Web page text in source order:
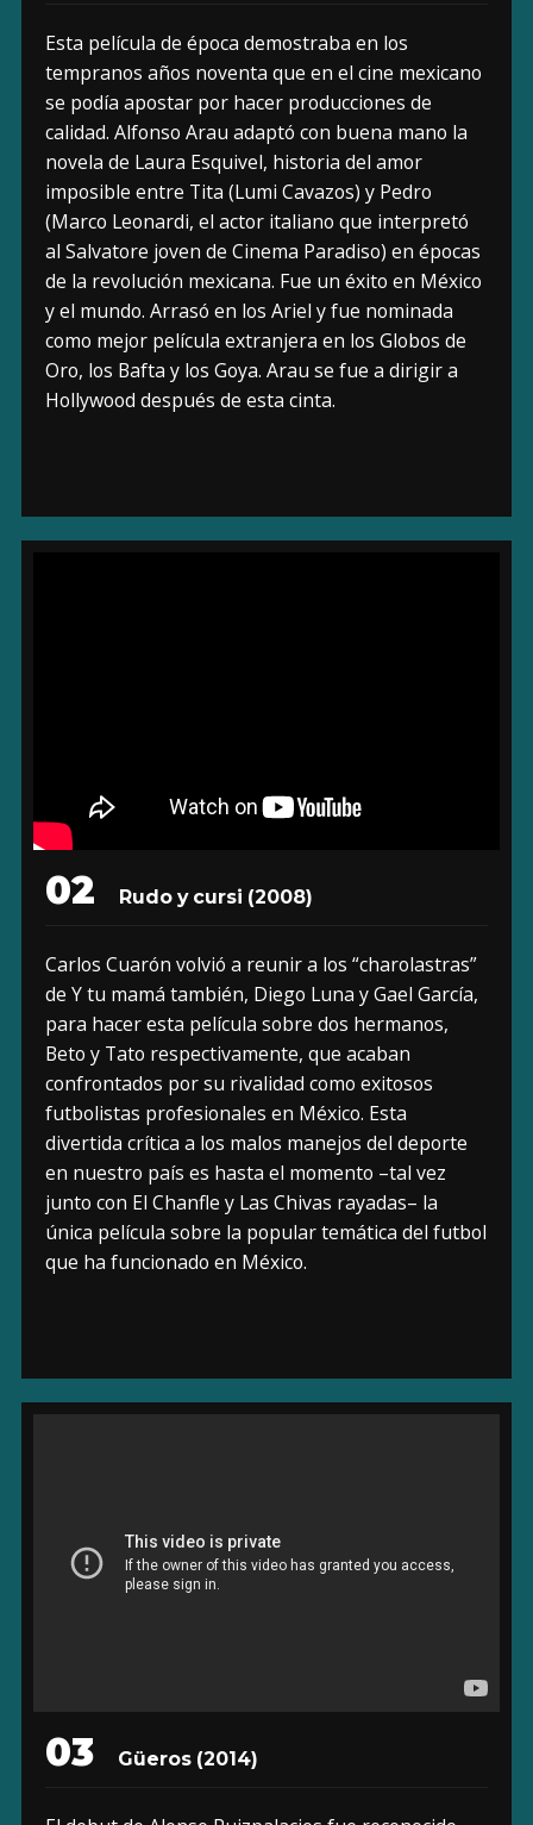
Esta película de época demostraba en los
tempranos años noventa que en el cine mexicano
se podía apostar por hacer producciones de
calidad. Alfonso Arau adaptó con buena mano la
novela de Laura Esquivel, historia del amor
imposible entre Tita (Lumi Cavazos) y Pedro
(Marco Leonardi, el actor italiano que interpretó
al Salvatore joven de Cinema Paradiso) en épocas
de la revolución mexicana. Fue un éxito en México
y el mundo. Arrasó en los Ariel y fue nominada
como mejor película extranjera en los Globos de
Oro, los Bafta y los Goya. Arau se fue a dirigir a
Hollywood después de esta cinta.
02 Rudo y cursi (2008)
Carlos Cuarón volvió a reunir a los “charolastras”
de Y tu mamá también, Diego Luna y Gael García,
para hacer esta película sobre dos hermanos,
Beto y Tato respectivamente, que acaban
confrontados por su rivalidad como exitosos
futbolistas profesionales en México. Esta
divertida crítica a los malos manejos del deporte
en nuestro país es hasta el momento –tal vez
junto con El Chanfle y Las Chivas rayadas– la
única película sobre la popular temática del futbol
que ha funcionado en México.
03 Güeros (2014)